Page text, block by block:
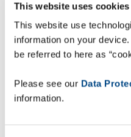
This website uses cookies
This website use
information on your
be referred to here as
Please see our Data
information.
en nuestro centro
exactitud de los
aumentado la
La solución ahora está
funciones intuitivas y
obtenido grandes